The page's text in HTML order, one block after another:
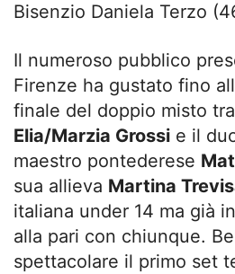
Bisenzio Daniela Terzo
Il numeroso pubblico
Firenze ha gustato fino
finale del doppio misto tra
Elia/Marzia Grossi e il
maestro pontederese
sua allieva Martina
italiana under 14 ma già
alla pari con chiunque.
spettacolare il primo set